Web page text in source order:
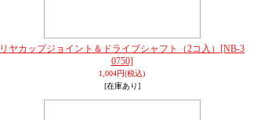
リヤカップジョイント＆ドライブシャフト（2コ入） [NB-3
0750]
1,004円(税込)
[在庫あり]